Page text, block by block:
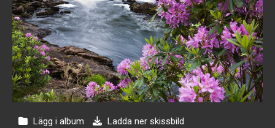
Lägg i album Ladda ner skissbild